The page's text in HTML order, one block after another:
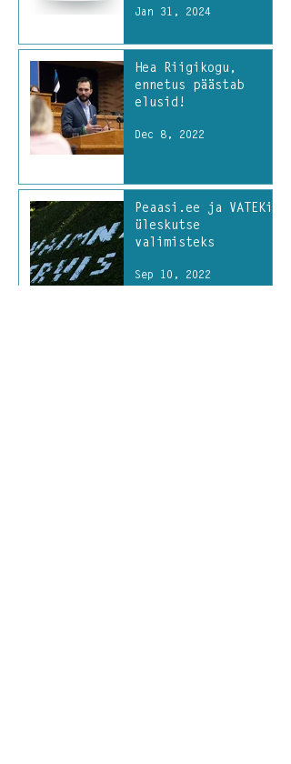
Jan 31, 2024
Hea Riigikogu,
ennetus päästab
elusid!
Dec 8, 2022
Peaasi.ee ja VATEKi
üleskutse
valimisteks
Sep 10, 2022